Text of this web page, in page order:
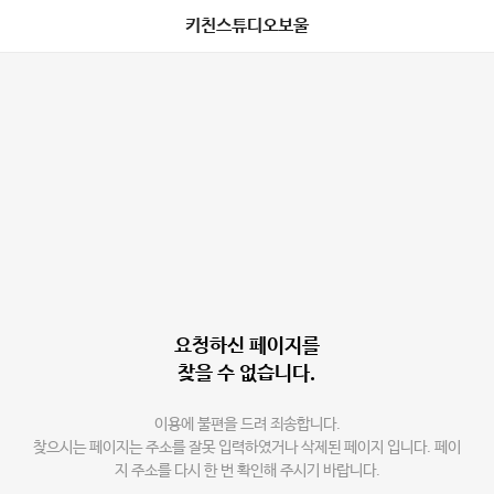
키친스튜디오보울
요청하신 페이지를
찾을 수 없습니다.
이용에 불편을 드려 죄송합니다.
찾으시는 페이지는 주소를 잘못 입력하였거나 삭제된 페이지 입니다. 페이
지 주소를 다시 한 번 확인해 주시기 바랍니다.